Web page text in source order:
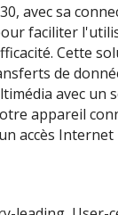
avec sa
faciliter
Cette
de
avec un
appareil
accès Internet